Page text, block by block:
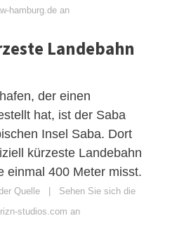
hamburg.de an
Landebahn
der einen
hat, ist der Saba
Insel Saba. Dort
kürzeste Landebahn
einmal 400 Meter misst.
Quelle | Sehen Sie sich die
studios.com an